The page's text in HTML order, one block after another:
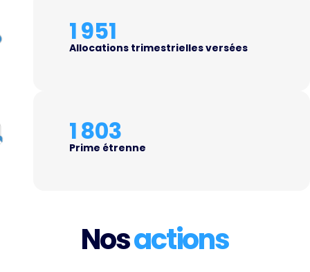
1 951
Allocations trimestrielles versées
1 803
Prime étrenne
Nosactions